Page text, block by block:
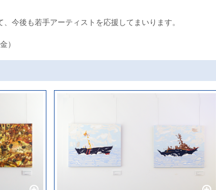
今後も若手アーティストを応援してまいります。
）